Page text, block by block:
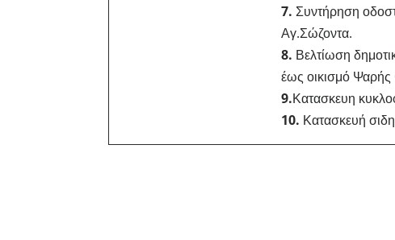
7. Συντήρηση
Αγ.Σώζοντα.
8. Βελτίωση
έως οικισμό
9.Κατασκευη
10. Κατασκευή